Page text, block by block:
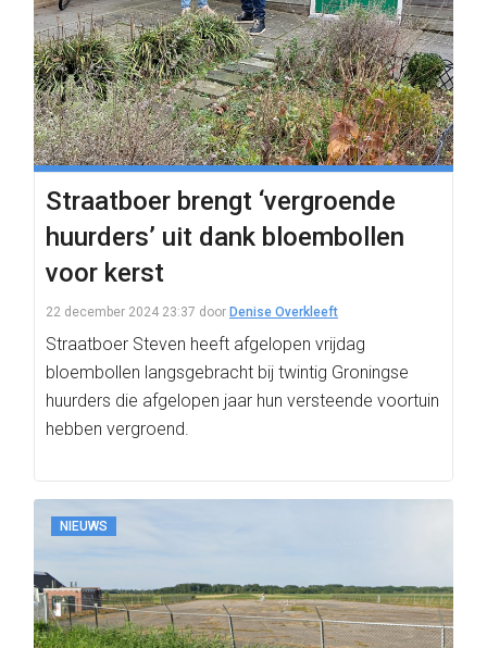
Straatboer brengt ‘vergroende
huurders’ uit dank bloembollen
voor kerst
22 december 2024 23:37 door Denise Overkleeft
Straatboer Steven heeft afgelopen vrijdag
bloembollen langsgebracht bij twintig Groningse
huurders die afgelopen jaar hun versteende voortuin
hebben vergroend.
NIEUWS